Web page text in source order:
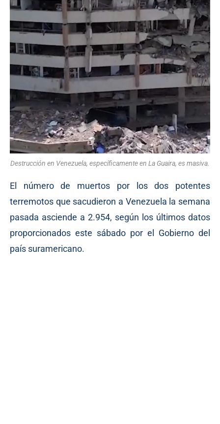
Destrucción en Venezuela, específicamente en La Guaira, es masiva.
El número de muertos por los dos potentes
terremotos que sacudieron a Venezuela la semana
pasada asciende a 2.954, según los últimos datos
proporcionados este sábado por el Gobierno del
país suramericano.